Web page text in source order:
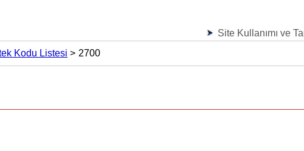
Site Kullanımı ve
Kodu Listesi 2700